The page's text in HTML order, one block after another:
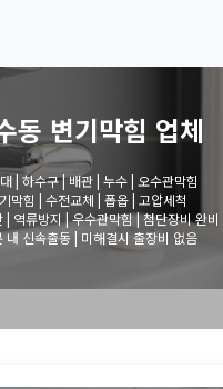
동 변기막힘 업체
| 하수구 | 배관 | 누수 | 오수관막힘
막힘 | 수전교체 | 폽옵 | 고압세척
| 역류방지 | 우수관막힘 | 첨단장비 완비
내 신속출동 | 미해결시 출장비 없음